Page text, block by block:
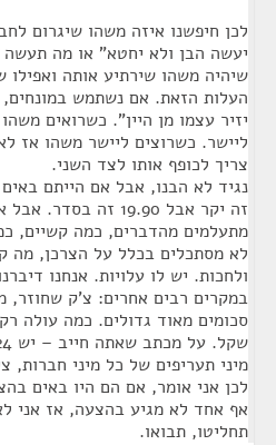
לכן חיפשנו איזה משהו שיגרום
יעשה הבן ולא יחטא" או מה
שיהיה משהו שירתיע אותה ואפילו
העלות הזאת. אם נשתמש
יזיר עצמו מן היין". כשרואים
ליישר. כשרוצים ליישר משהו אז
צריך לכופף אותו לצד השני.
זה יקר אבל 19.90 זה
מתעלמים מהדברים, כמה קשיים,
לא מסתכלים בכלל על הצרכן, מה
ולחכות. יש לו עלויות. אנחנו
במקרים רבים אחרים: צ'ק שחוזר,
מיני תעריפים של כל מיני חברות,
לכן אני אומר, אם הם היו באים
אף אחד לא מגיע בהצעה, אז אני
תחליטו, תבואו.